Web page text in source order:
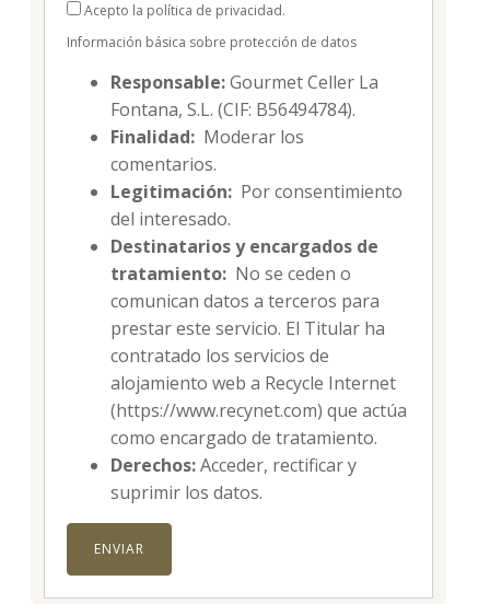
Acepto la política de privacidad.
Información básica sobre protección de datos
Responsable:Gourmet Celler La
Fontana, S.L. (CIF: B56494784).
Finalidad: Moderar los
comentarios.
Legitimación: Por consentimiento
del interesado.
Destinatarios y encargados de
tratamiento: No se ceden o
comunican datos a terceros para
prestar este servicio. El Titular ha
contratado los servicios de
alojamiento web a Recycle Internet
(https://www.recynet.com) que actúa
como encargado de tratamiento.
Derechos:Acceder, rectificar y
suprimir los datos.